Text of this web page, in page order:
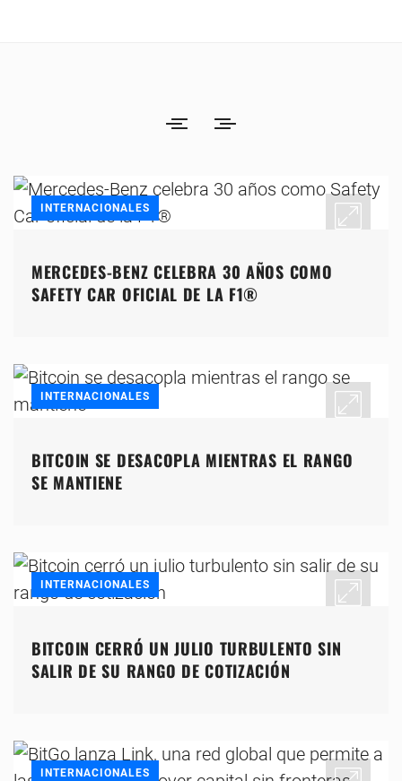
INTERNACIONALES
MERCEDES-BENZ CELEBRA 30 AÑOS COMO
SAFETY CAR OFICIAL DE LA F1®
INTERNACIONALES
BITCOIN SE DESACOPLA MIENTRAS EL RANGO
SE MANTIENE
INTERNACIONALES
BITCOIN CERRÓ UN JULIO TURBULENTO SIN
SALIR DE SU RANGO DE COTIZACIÓN
INTERNACIONALES